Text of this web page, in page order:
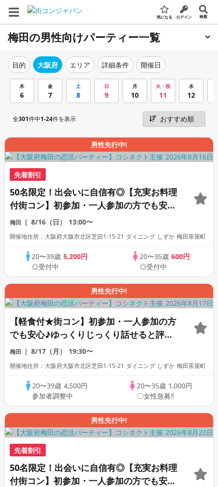
気になる ログイン 検索
梅田の男性向けパーティー一覧
目的 大阪府 エリア 詳細条件 開催日
木
6
金
7
土
8
日
9
月
10
火・祝
11
水
12
全301件中1-24件を表示
男性先行中!
先着割引
50名限定！出会いに自信有◎【充実お料理
付街コン】初参加・一人参加の方でも安心
♪すごく出会えると評判の恋活合コンパー
ティー！
梅田 8/16（日） 13:00〜
開催地住所：大阪府大阪市北区芝田1-15-21 ダイニング しずか 梅田茶屋町
20〜39歳5,200円
◎受付中
20〜35歳 600円
◎受付中
男性先行中!
【軽食付★街コン】初参加・一人参加の方
でも安心♪ゆっくりじっくり話せると評判
の恋活合コンパーティー！
梅田 8/17（月） 19:30〜
開催地住所：大阪府大阪市北区芝田1-15-21 ダイニング しずか 梅田茶屋町
20〜39歳 4,500円
参加者調整中
20〜35歳 1,000円
〇女性急募‼
男性先行中!
先着割引
50名限定！出会いに自信有◎【充実お料理
付街コン】初参加・一人参加の方でも安心